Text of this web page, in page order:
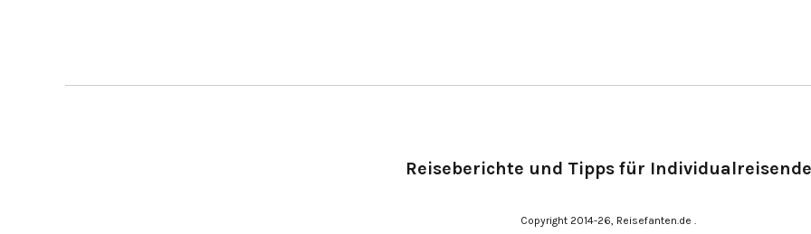
Reiseberichte und Tipps für Individualreisende
Copyright 2014-26, Reisefanten.de